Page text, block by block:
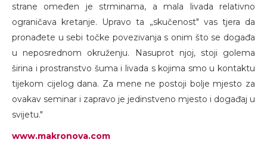
strane omeđen je strminama, a mala livada relativno
ograničava kretanje. Upravo ta „skučenost" vas tjera da
pronađete u sebi točke povezivanja s onim što se događa
u neposrednom okruženju. Nasuprot njoj, stoji golema
širina i prostranstvo šuma i livada s kojima smo u kontaktu
tijekom cijelog dana. Za mene ne postoji bolje mjesto za
ovakav seminar i zapravo je jedinstveno mjesto i događaj u
svijetu."
www.makronova.com